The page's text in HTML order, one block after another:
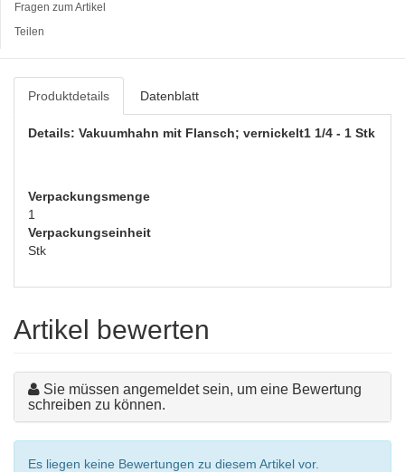
Fragen zum Artikel
Teilen
Produktdetails Datenblatt
Details: Vakuumhahn mit Flansch; vernickelt1 1/4 - 1 Stk
Verpackungsmenge
1
Verpackungseinheit
Stk
Artikel bewerten
Sie müssen angemeldet sein, um eine Bewertung
schreiben zu können.
Es liegen keine Bewertungen zu diesem Artikel vor.